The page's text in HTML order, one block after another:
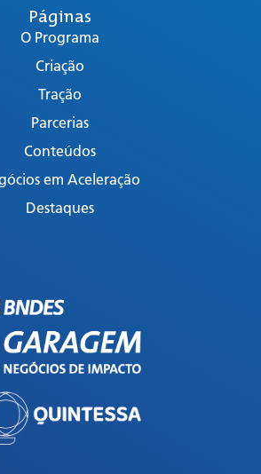
Páginas
O Programa
Criação
Tração
Parcerias
Conteúdos
em Aceleração
Destaques